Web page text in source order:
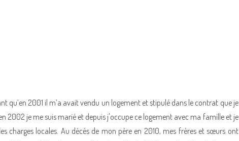
qu’en 2001 il m’a avait vendu un logement et stipulé dans le contrat que je
2002 je me suis marié et depuis j'occupe ce logement avec ma famille et je
charges locales. Au décès de mon père en 2010, mes frères et sœurs ont